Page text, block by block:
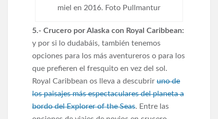
miel en 2016. Foto Pullmantur
5.- Crucero por Alaska con Royal Caribbean:
y por si lo dudabáis, también tenemos
opciones para los más aventureros o para los
que prefieren el fresquito en vez del sol.
Royal Caribbean os lleva a descubrir uno de
los paisajes más espectaculares del planeta a
bordo del Explorer of the Seas. Entre las